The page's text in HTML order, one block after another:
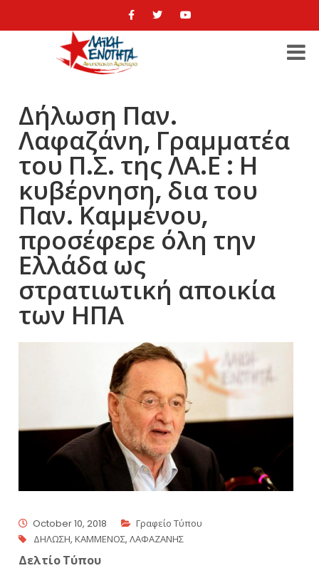
Δήλωση Παν.
Λαφαζάνη, Γραμματέα
του Π.Σ. της ΛΑ.Ε : Η
κυβέρνηση, δια του
Παν. Καμμένου,
προσέφερε όλη την
Ελλάδα ως
στρατιωτική αποικία
των ΗΠΑ
October 10, 2018
Γραφείο Τύπου
ΔΗΛΩΣΗ,ΚΑΜΜΕΝΟΣ,ΛΑΦΑΖΑΝΗΣ
Δελτίο Τύπου